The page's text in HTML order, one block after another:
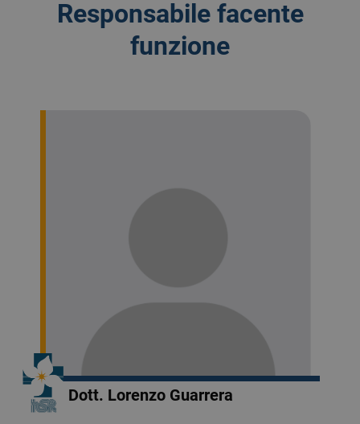
Responsabile facente
funzione
Dott. Lorenzo Guarrera